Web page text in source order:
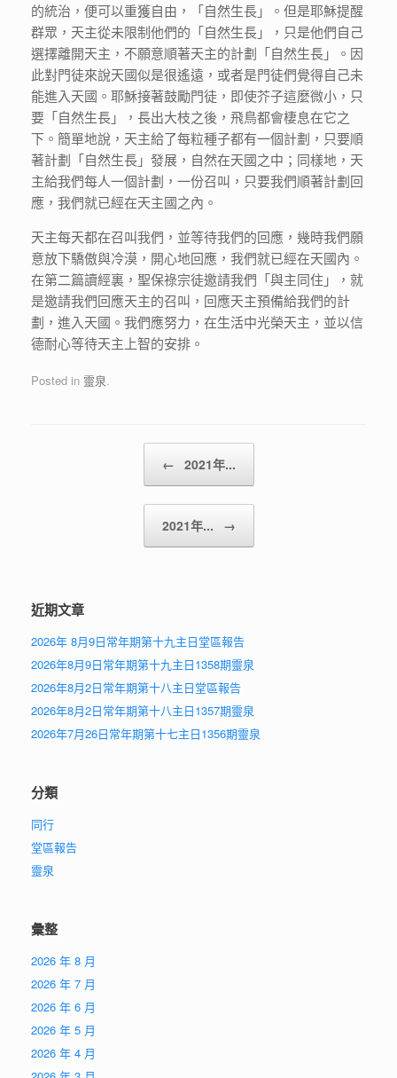
的統治，便可以重獲自由，「自然生長」。但是耶穌提醒
群眾，天主從未限制他們的「自然生長」，只是他們自己
選擇離開天主，不願意順著天主的計劃「自然生長」。因
此對門徒來說天國似是很遙遠，或者是門徒們覺得自己未
能進入天國。耶穌接著鼓勵門徒，即使芥子這麼微小，只
要「自然生長」，長出大枝之後，飛鳥都會棲息在它之
下。簡單地說，天主給了每粒種子都有一個計劃，只要順
著計劃「自然生長」發展，自然在天國之中；同樣地，天
主給我們每人一個計劃，一份召叫，只要我們順著計劃回
應，我們就已經在天主國之內。
天主每天都在召叫我們，並等待我們的回應，幾時我們願
意放下驕傲與冷漠，開心地回應，我們就已經在天國內。
在第二篇讀經裏，聖保祿宗徒邀請我們「與主同住」，就
是邀請我們回應天主的召叫，回應天主預備給我們的計
劃，進入天國。我們應努力，在生活中光榮天主，並以信
德耐心等待天主上智的安排。
Posted in 靈泉.
Post navigation
← 2021年...
2021年... →
近期文章
2026年 8月9日常年期第十九主日堂區報告
2026年8月9日常年期第十九主日1358期靈泉
2026年8月2日常年期第十八主日堂區報告
2026年8月2日常年期第十八主日1357期靈泉
2026年7月26日常年期第十七主日1356期靈泉
分類
同行
堂區報告
靈泉
彙整
2026 年 8 月
2026 年 7 月
2026 年 6 月
2026 年 5 月
2026 年 4 月